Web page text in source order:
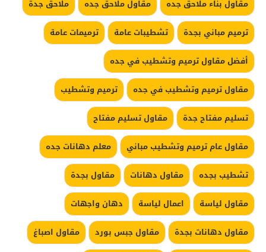
مقاول بناء ملاحق جده
مقاول ملاحق جده
ملاحق جدة
ترميم مباني بجدة
تشطيبات عامة
ترميمات عامة
أفضل مقاول ترميم وتشطيب في جده
مقاول ترميم وتشطيب في جده
ترميم وتشطيب
تسليم مفتاح جدة
مقاول تسليم مفتاح
مقاول عام ترميم وتشطيب مباني
معلم دهانات جده
تشطيب بجده
مقاول دهانات
مقاول بجدة
مقاول لياسة
اعمال لياسة
دهان واجهات
مقاول دهانات بجدة
مقاول جبس بورد
مقاول اصباغ